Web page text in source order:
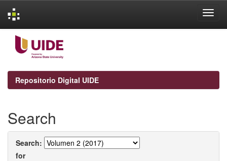
navigation
Repositorio Digital UIDE
Search
Search:
for